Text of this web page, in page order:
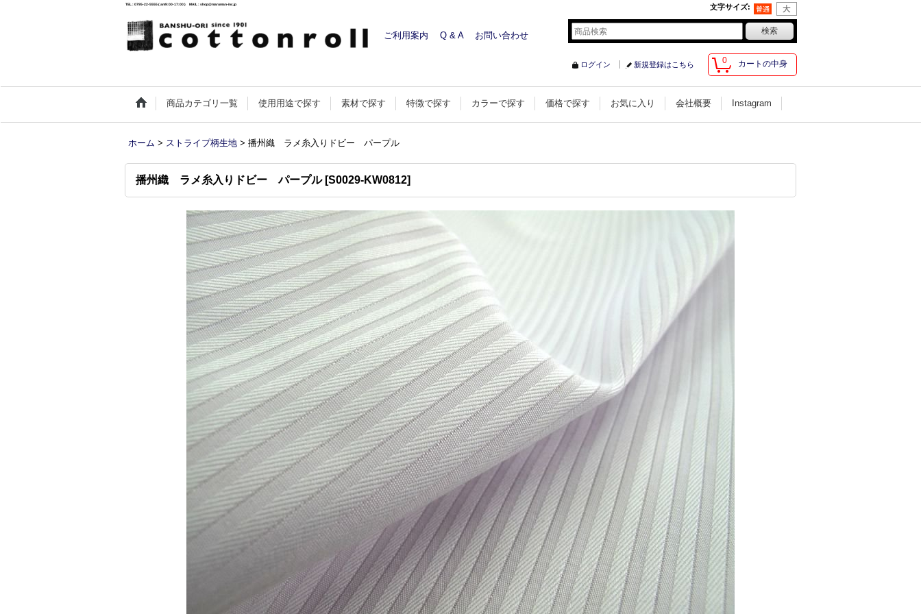
TEL : 0795-22-5555 ( am9:00-17:00 ) MAIL : shop@maruman-inc.jp 文字サイズ:
ご利用案内 Q & A お問い合わせ
0 カートの中身
ログイン 新規登録はこちら
商品カテゴリ一覧 使用用途で探す 素材で探す 特徴で探す カラーで探す 価格で探す お気に入り 会社概要 Instagram
ホーム > ストライプ柄生地 > 播州織 ラメ糸入りドビー パープル
播州織 ラメ糸入りドビー パープル [S0029-KW0812]